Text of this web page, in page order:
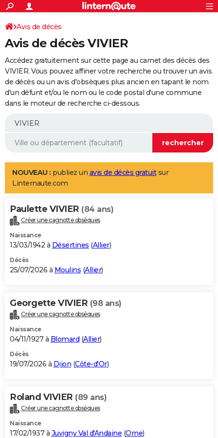
ACTUALITÉS
Politique
Société
Faits Divers
Education
Monde
Villes
+
SPORT
Coupe du monde 2026
Football
Tennis
Cyclisme
Rugby
Forum
Programme TV
TNT
Streaming
Cinéma
Sorties cinéma
Musique
+
FINANCE
Retraite
Impôts
Epargne
Immobilier
Risques naturels par ville
Banque
Assurance
Crédit
AUTO
Essais
Réserver un essai
Citadines
Berlines
SUV
Forum auto
+
Mobiles
Meilleur smartphone
Internet
Ordinateurs
Jeux vidéo
Guide high-tech
Aménagement intérieur
LIFESTYLE
Art de vivre
Bien-être
Loisirs
Mode
Modes de vie
Alimentation
Guide de la santé
Maladies
Médicaments
Sommeil
VOYAGE
Destinations
City break
Voyage nature
Voyage de noces
Forum
Climat
+PHOTO
GUIDES D'ACHAT
BONS PLANS
Carte de Noël
Carte Bonne année
Carte Saint-Valentin
Carte Pâques
Carte d'anniversaire
DICTIONNAIRE
Dictionnaire
Biographies
Citations
Expressions
Proverbes
PROGRAMME TV
S'inscrire
Se connecter
Lycées
Collèges
Primaires
Universités
Entreprises
Service militaire
Avis de recherche
AVIS DE DÉCÈS
Bricolage
Lifestyle
Culture
Sport
Auto
Television
Voyage
Cinema
Avis de décès
Avis de décès VIVIER
Accédez gratuitement sur cette page au carnet des décès des
VIVIER. Vous pouvez affiner votre recherche ou trouver un avis
de décès ou un avis d'obsèques plus ancien en tapant le nom
d'un défunt et/ou le nom ou le code postal d'une commune
dans le moteur de recherche ci-dessous.
NOUVEAU : publiez un avis de décès gratuitsur
Linternaute.com
Paulette VIVIER (84 ans)
Créer une cagnotte obsèques
Naissance
13/03/1942 à Désertines (Allier)
Décès
25/07/2026 à Moulins (Allier)
Georgette VIVIER (98 ans)
Créer une cagnotte obsèques
Naissance
04/11/1927 à Blomard (Allier)
Décès
19/07/2026 à Dijon (Côte-d'Or)
Roland VIVIER (89 ans)
Créer une cagnotte obsèques
Naissance
17/02/1937 à Juvigny Val d'Andaine (Orne)